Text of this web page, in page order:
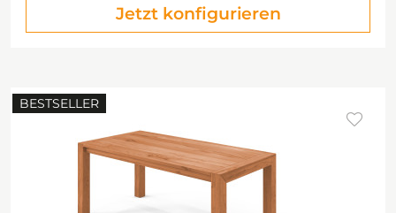
Jetzt konfigurieren
BESTSELLER